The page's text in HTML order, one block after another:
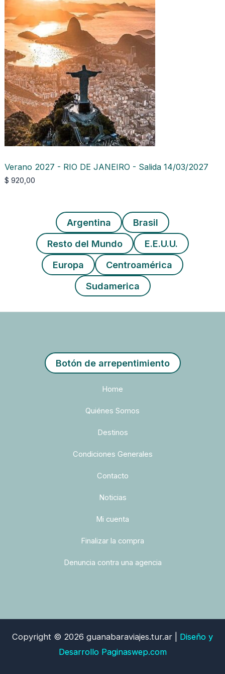
Verano 2027 - RIO DE JANEIRO - Salida 14/03/2027
$ 920,00
Argentina
Brasil
Resto del Mundo
E.E.U.U.
Europa
Centroamérica
Sudamerica
Botón de arrepentimiento
Home
Quiénes Somos
Destinos
Condiciones Generales
Contacto
Noticias
Mi cuenta
Finalizar la compra
Denuncia contra una agencia
Copyright © 2026 guanabaraviajes.tur.ar | Diseño y
Desarrollo Paginaswep.com